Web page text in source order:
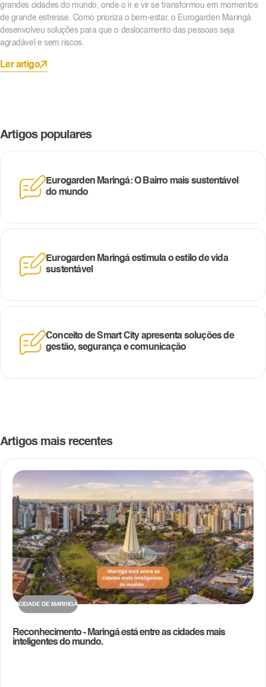
grandes cidades do mundo, onde o ir e vir se transformou em momentos
de grande estresse. Como prioriza o bem-estar, o Eurogarden Maringá
desenvolveu soluções para que o deslocamento das pessoas seja
agradável e sem riscos.
Ler artigo
Artigos populares
Eurogarden Maringá: O Bairro mais sustentável
do mundo
Eurogarden Maringá estimula o estilo de vida
sustentável
Conceito de Smart City apresenta soluções de
gestão, segurança e comunicação
Artigos mais recentes
CIDADE DE MARINGÁ
Reconhecimento - Maringá está entre as cidades mais
inteligentes do mundo.